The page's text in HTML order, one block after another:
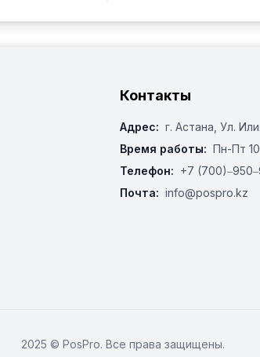
Контакты
Адрес: г. Астана, ​Ул.
Время работы: Пн-Пт
Телефон: +7
Почта: info@pospro.kz
2025 © PosPro. Все права защищены.